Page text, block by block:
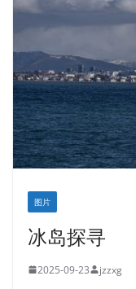
图片
冰岛探寻
2025-09-23 jzzxg